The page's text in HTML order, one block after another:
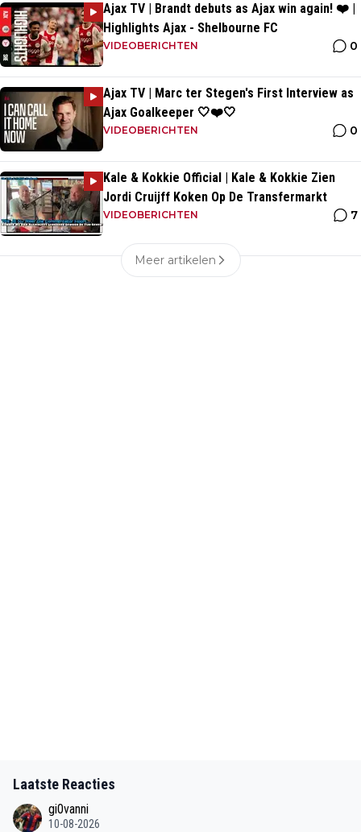
Ajax TV | Brandt debuts as Ajax win again! ❤️ |
Highlights Ajax - Shelbourne FC
VIDEOBERICHTEN 0
Ajax TV | Marc ter Stegen's First Interview as
Ajax Goalkeeper 🤍❤️🤍
VIDEOBERICHTEN 0
Kale & Kokkie Official | Kale & Kokkie Zien
Jordi Cruijff Koken Op De Transfermarkt
VIDEOBERICHTEN 7
Meer artikelen
Laatste Reacties
gi0vanni
10-08-2026